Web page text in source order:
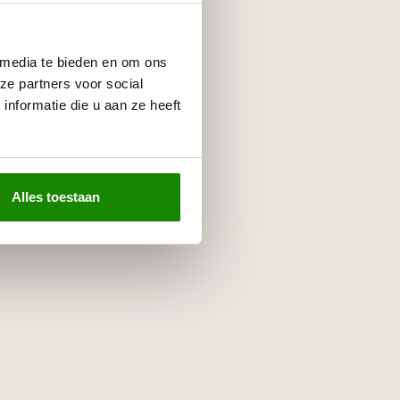
te bieden en om ons
partners voor social
die u aan ze heeft
Alles toestaan